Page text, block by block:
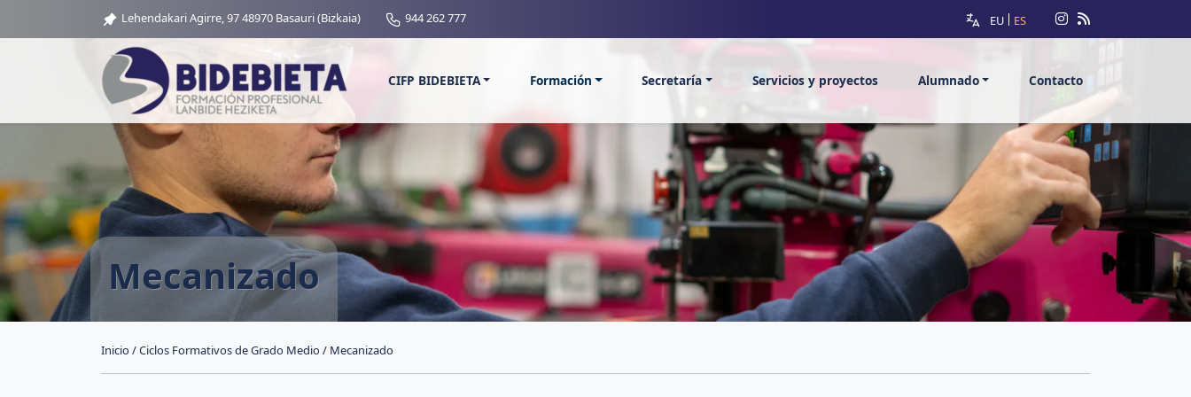
Lehendakari Agirre, 97 48970 Basauri (Bizkaia) 944 262 777 EU ES
CIFP BIDEBIETA Formación Secretaría Servicios y proyectos Alumnado Contacto
Mecanizado
Inicio /Ciclos Formativos de Grado Medio / Mecanizado